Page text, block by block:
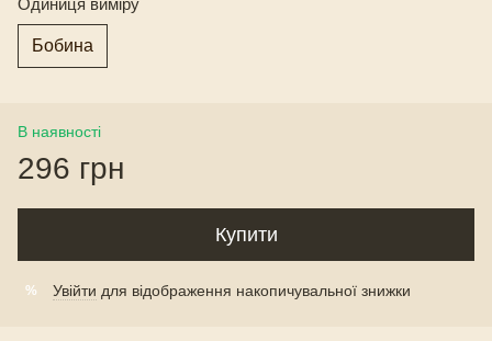
Одиниця виміру
Бобина
В наявності
296 грн
Купити
% Увійти для відображення накопичувальної знижки